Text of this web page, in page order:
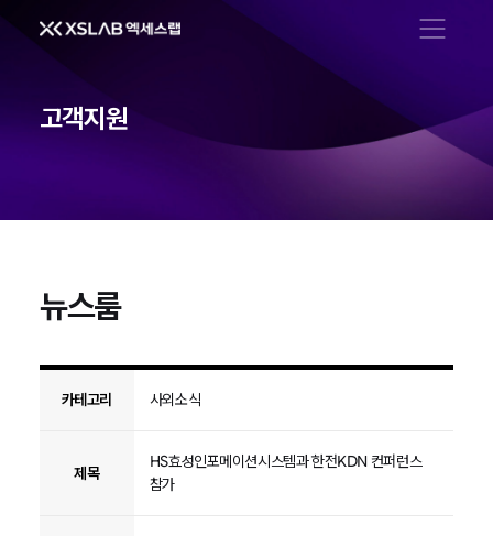
메뉴 열기
고객지원
뉴스룸
카테고리 사외소식
제목
HS효성인포메이션시스템과 한전KDN 컨퍼런스
참가